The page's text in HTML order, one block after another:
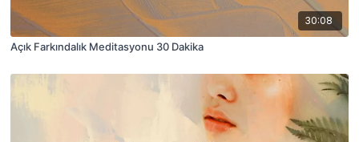
30:08
Açık Farkındalık Meditasyonu 30 Dakika